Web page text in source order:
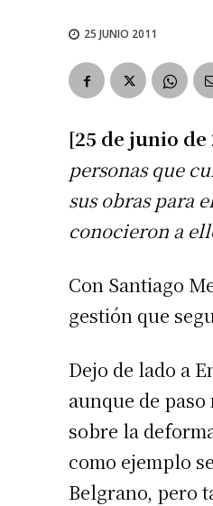
25 JUNIO 2011
[25 de junio de
personas que
sus obras para
conocieron a
Con Santiago
gestión que
Dejo de lado a
aunque de
sobre la
como ejemplo
Belgrano, pero